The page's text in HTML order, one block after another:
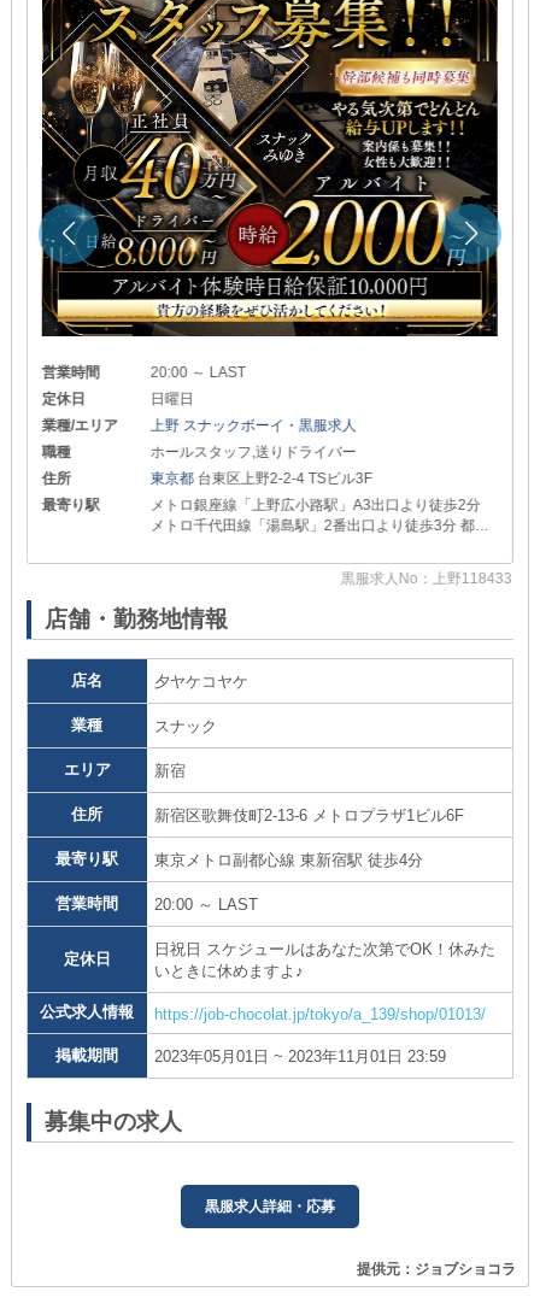
営業時間
20:00 ～ LAST
定休日
日曜日
業種/エリア
上野 スナックボーイ・黒服求人
職種
ホールスタッフ,送りドライバー
住所
東京都 台東区上野2-2-4 TSビル3F
最寄り駅
メトロ銀座線「上野広小路駅」A3出口より徒歩2分
メトロ千代田線「湯島駅」2番出口より徒歩3分 都営
不忍口より徒歩8分
黒服求人No：上野118433
店舗・勤務地情報
店名 夕ヤケコヤケ
業種 スナック
エリア 新宿
住所 新宿区歌舞伎町2-13-6 メトロプラザ1ビル6F
最寄り駅 東京メトロ副都心線 東新宿駅 徒歩4分
営業時間 20:00 ～ LAST
定休日
日祝日 スケジュールはあなた次第でOK！休みた
いときに休めますよ♪
公式求人情報 https://job-chocolat.jp/tokyo/a_139/shop/01013/
掲載期間 2023年05月01日 ~ 2023年11月01日 23:59
募集中の求人
黒服求人詳細・応募
提供元：ジョブショコラ